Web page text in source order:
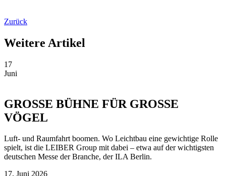
Zurück
Weitere Artikel
17
Juni
GROSSE BÜHNE FÜR GROSSE
VÖGEL
Luft- und Raumfahrt boomen. Wo Leichtbau eine gewichtige Rolle
spielt, ist die LEIBER Group mit dabei – etwa auf der wichtigsten
deutschen Messe der Branche, der ILA Berlin.
17. Juni 2026